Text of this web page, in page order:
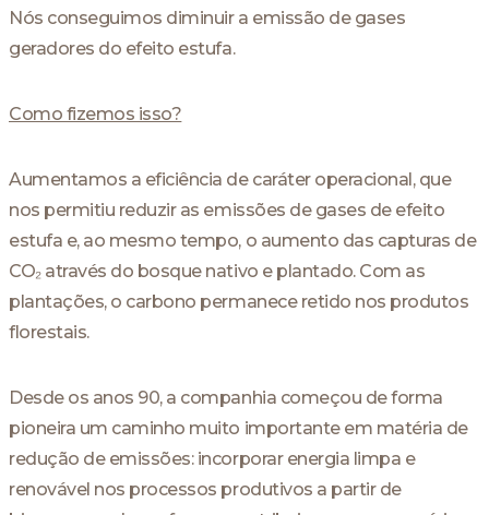
Nós conseguimos diminuir a emissão de gases
geradores do efeito estufa.
Como fizemos isso?
Aumentamos a eficiência de caráter operacional, que
nos permitiu reduzir as emissões de gases de efeito
estufa e, ao mesmo tempo, o aumento das capturas de
CO₂ através do bosque nativo e plantado. Com as
plantações, o carbono permanece retido nos produtos
florestais.
Desde os anos 90, a companhia começou de forma
pioneira um caminho muito importante em matéria de
redução de emissões: incorporar energia limpa e
renovável nos processos produtivos a partir de